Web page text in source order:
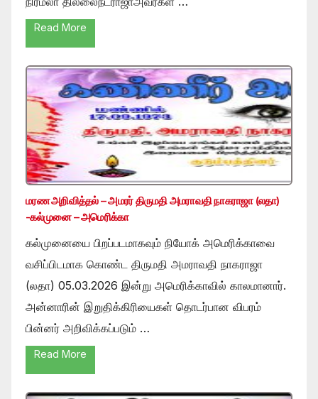
Read More
மரண அறிவித்தல் – அமரர் திருமதி அமராவதி நாகராஜா (லதா)
-கல்முனை – அமெரிக்கா
கல்முனையை பிறப்படமாகவும் நியோக் அமெரிக்காவை
வசிப்பிடமாக கொண்ட திருமதி அமராவதி நாகராஜா
(லதா) 05.03.2026 இன்று அமெரிக்காவில் காலமானார்.
அன்னாரின் இறுதிக்கிரியைகள் தொடர்பான விபரம்
பின்னர் அறிவிக்கப்படும் …
Read More